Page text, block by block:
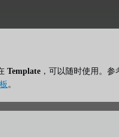
Template ，可以随时使用。参
。